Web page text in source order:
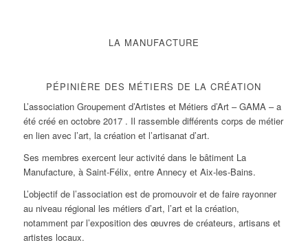
LA MANUFACTURE
PÉPINIÈRE DES MÉTIERS DE LA CRÉATION
L’association Groupement d’Artistes et Métiers d’Art – GAMA – a
été créé en octobre 2017 . Il rassemble différents corps de métier
en lien avec l’art, la création et l’artisanat d’art.
Ses membres exercent leur activité dans le bâtiment La
Manufacture, à Saint-Félix, entre Annecy et Aix-les-Bains.
L’objectif de l’association est de promouvoir et de faire rayonner
au niveau régional les métiers d’art, l’art et la création,
notamment par l’exposition des œuvres de créateurs, artisans et
artistes locaux.